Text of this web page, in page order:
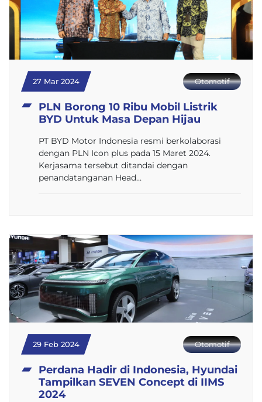
27 Mar 2024 Otomotif
PLN Borong 10 Ribu Mobil Listrik
BYD Untuk Masa Depan Hijau
PT BYD Motor Indonesia resmi berkolaborasi
dengan PLN Icon plus pada 15 Maret 2024.
Kerjasama tersebut ditandai dengan
penandatanganan Head…
29 Feb 2024 Otomotif
Perdana Hadir di Indonesia, Hyundai
Tampilkan SEVEN Concept di IIMS
2024